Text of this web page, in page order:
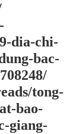
dia-chi-
bac-
tong-
bao-
giang-